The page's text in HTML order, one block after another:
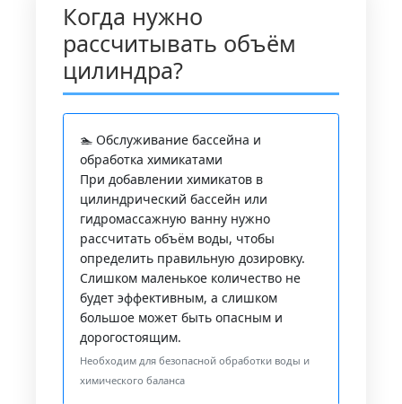
Когда нужно
рассчитывать объём
цилиндра?
🏊 Обслуживание бассейна и
обработка химикатами
При добавлении химикатов в
цилиндрический бассейн или
гидромассажную ванну нужно
рассчитать объём воды, чтобы
определить правильную дозировку.
Слишком маленькое количество не
будет эффективным, а слишком
большое может быть опасным и
дорогостоящим.
Необходим для безопасной обработки воды и
химического баланса